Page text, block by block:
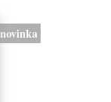
novinka